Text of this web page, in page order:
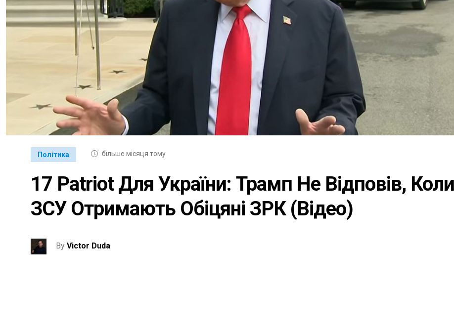
Політика більше місяця тому
17 Patriot Для України: Трамп Не Відповів, Коли
ЗСУ Отримають Обіцяні ЗРК (відео)
By Victor Duda